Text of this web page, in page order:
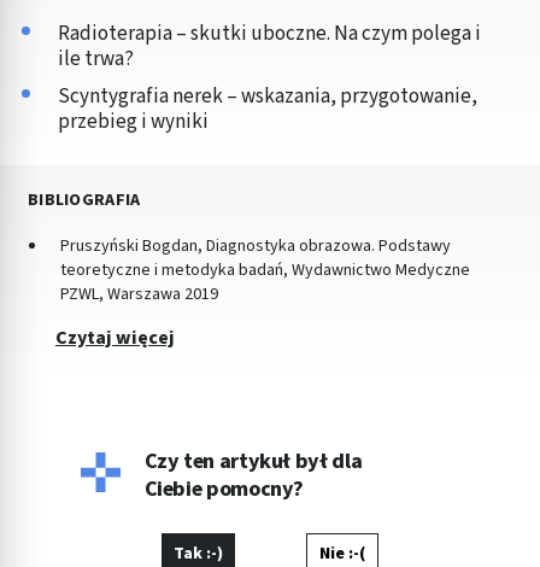
Radioterapia – skutki uboczne. Na czym polega i
ile trwa?
Scyntygrafia nerek – wskazania, przygotowanie,
przebieg i wyniki
BIBLIOGRAFIA
Pruszyński Bogdan, Diagnostyka obrazowa. Podstawy
teoretyczne i metodyka badań, Wydawnictwo Medyczne
PZWL, Warszawa 2019
Czytaj więcej
Czy ten artykuł był dla
Ciebie pomocny?
Tak :-) Nie :-(